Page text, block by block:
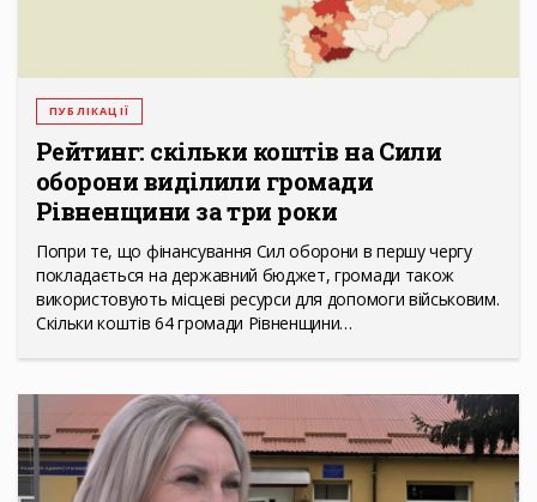
ПУБЛІКАЦІЇ
Рейтинг: скільки коштів на Сили
оборони виділили громади
Рівненщини за три роки
Попри те, що фінансування Сил оборони в першу чергу
покладається на державний бюджет, громади також
використовують місцеві ресурси для допомоги військовим.
Скільки коштів 64 громади Рівненщини…